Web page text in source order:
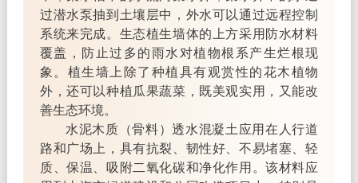
过潜水泵抽到土壤层中，外水可以通过远程控制
系统来完成。生态植生墙体的上方采用防水材料
覆盖，防止过多的雨水对植物根系产生烂根现
象。植生墙上除了种植具有观赏性的花木植物
外，还可以种植瓜果蔬菜，既美观实用，又能改
善生态环境。
水泥木质（骨料）透水混凝土应用在人行道
路和广场上，具有抗裂、韧性好、不易堵塞、轻
质、保温、吸附二氧化碳和净化作用。该材料应